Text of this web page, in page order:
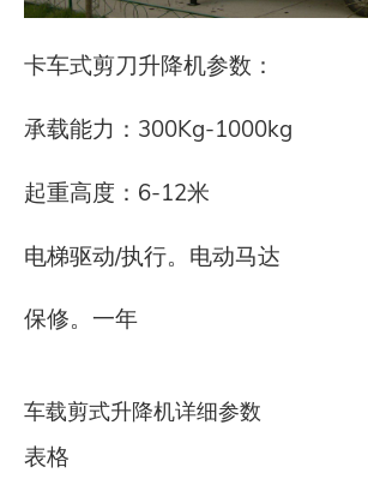
卡车式剪刀升降机参数：
承载能力：300Kg-1000kg
起重高度：6-12米
电梯驱动/执行。电动马达
保修。一年
车载剪式升降机详细参数
表格